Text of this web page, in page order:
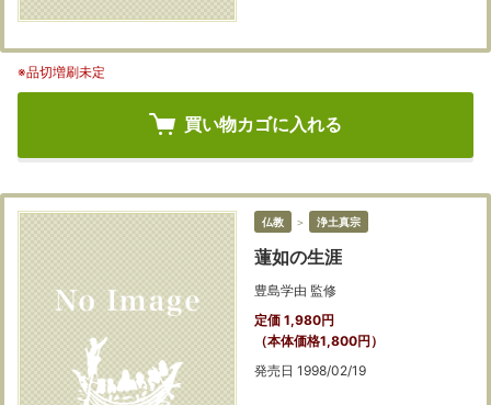
※品切増刷未定
買い物カゴに入れる
仏教 ＞ 浄土真宗
蓮如の生涯
豊島学由 監修
定価 1,980円
（本体価格1,800円）
発売日 1998/02/19